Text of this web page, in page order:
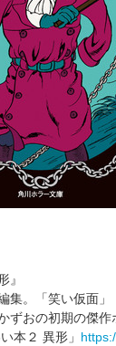
』
集。「笑い仮面
ずおの初期の傑作
本２ 異形」